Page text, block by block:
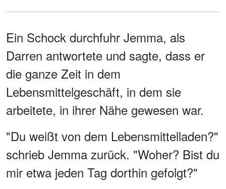
Ein Schock durchfuhr Jemma, als
Darren antwortete und sagte, dass er
die ganze Zeit in dem
Lebensmittelgeschäft, in dem sie
arbeitete, in ihrer Nähe gewesen war.
"Du weißt von dem Lebensmittelladen?"
schrieb Jemma zurück. "Woher? Bist du
mir etwa jeden Tag dorthin gefolgt?"